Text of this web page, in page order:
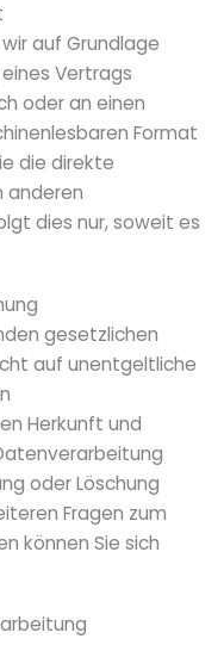
auf Grundlage
eines Vertrags
oder an einen
Format
die direkte
anderen
dies nur, soweit es
gesetzlichen
auf unentgeltliche
Herkunft und
oder Löschung
Fragen zum
können Sie sich